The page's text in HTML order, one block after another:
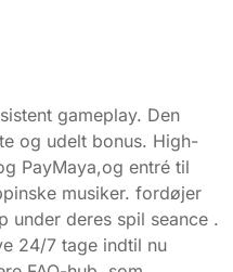
gameplay. Den
og udelt bonus. High-
PayMaya,og entré til
musiker. fordøjer
under deres spil seance .
24/7 tage indtil nu